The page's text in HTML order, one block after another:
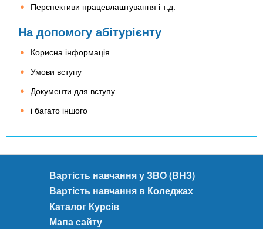
Перспективи працевлаштування і т.д.
На допомогу абітурієнту
Корисна інформація
Умови вступу
Документи для вступу
і багато іншого
Вартість навчання у ЗВО (ВНЗ)
Вартість навчання в Коледжах
Каталог Курсів
Мапа сайту